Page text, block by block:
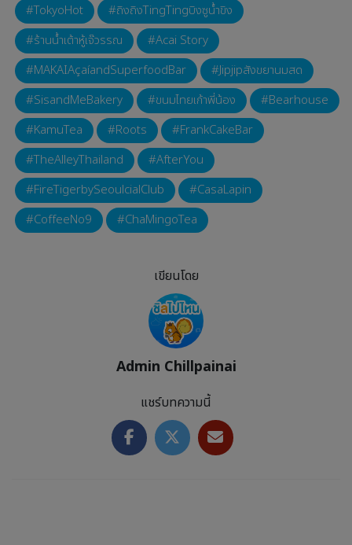
TokyoHot
ถิงถิงTingTingบิงซูน้ำขิง
ร้านน้ำเต้าหู้เจ๊วรรณ
Acai Story
MAKAIAçaíandSuperfoodBar
Jipjipสังขยานมสด
SisandMeBakery
ขนมไทยเก้าพี่น้อง
Bearhouse
KamuTea
Roots
FrankCakeBar
TheAlleyThailand
AfterYou
FireTigerbySeoulcialClub
CasaLapin
CoffeeNo9
ChaMingoTea
เขียนโดย
Admin Chillpainai
แชร์บทความนี้